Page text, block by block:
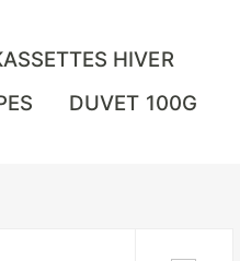
HIVER
DUVET 100G